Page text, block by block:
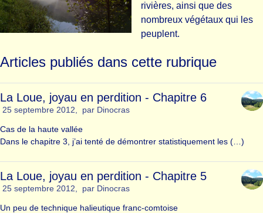
rivières, ainsi que des
nombreux végétaux qui les
peuplent.
Articles publiés dans cette rubrique
La Loue, joyau en perdition - Chapitre 6
25 septembre 2012, par Dinocras
Cas de la haute vallée
Dans le chapitre 3, j’ai tenté de démontrer statistiquement les (…)
La Loue, joyau en perdition - Chapitre 5
25 septembre 2012, par Dinocras
Un peu de technique halieutique franc-comtoise